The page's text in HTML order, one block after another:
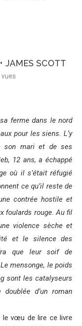
JAMES SCOTT
vues
ferme dans le nord
pour les siens. L’y
son mari et de ses
12 ans, a échappé
où il s’était réfugié
ce qu’il reste de
contrée hostile et
foulards rouge. Au fil
violence sèche et
et le silence des
que leur soif de
mensonge, le poids
sont les catalyseurs
d’un roman
le vœu de lire ce livre